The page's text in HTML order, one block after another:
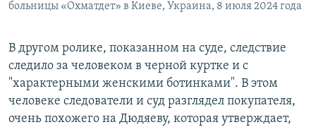
больницы «Охматдет» в Киеве, Украина, 8 июля 2024 года
В другом ролике, показанном на суде, следствие
следило за человеком в черной куртке и с
"характерными женскими ботинками". В этом
человеке следователи и суд разглядел покупателя,
очень похожего на Дюдяеву, которая утверждает,